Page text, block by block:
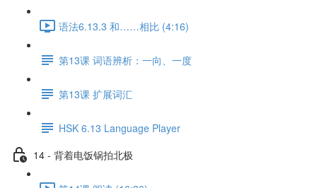
语法6.13.3 和……相比 (4:16)
第13课 词语辨析：一向、一度
第13课 扩展词汇
HSK 6.13 Language Player
14 - 背着电饭锅拍北极